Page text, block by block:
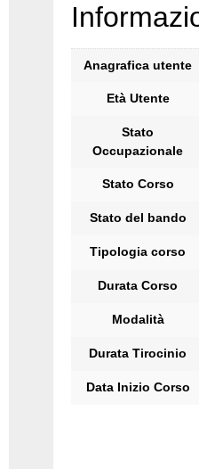
Anagrafica utente
Età Utente
Stato
Occupazionale
Stato Corso
Stato del bando
Tipologia corso
Durata Corso
Modalità
Durata Tirocinio
Data Inizio Corso